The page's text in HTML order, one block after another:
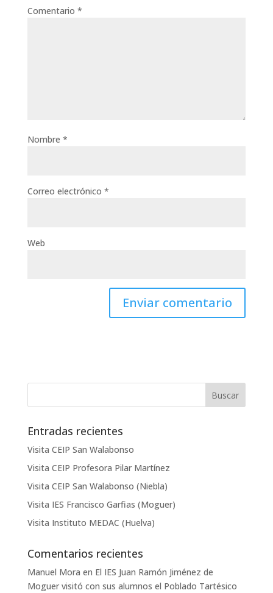
Comentario *
Nombre *
Correo electrónico *
Web
Entradas recientes
Visita CEIP San Walabonso
Visita CEIP Profesora Pilar Martínez
Visita CEIP San Walabonso (Niebla)
Visita IES Francisco Garfias (Moguer)
Visita Instituto MEDAC (Huelva)
Comentarios recientes
Manuel Mora en El IES Juan Ramón Jiménez de
Moguer visitó con sus alumnos el Poblado Tartésico